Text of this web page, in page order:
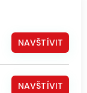
NAVŠTÍVIT
NAVŠTÍVIT